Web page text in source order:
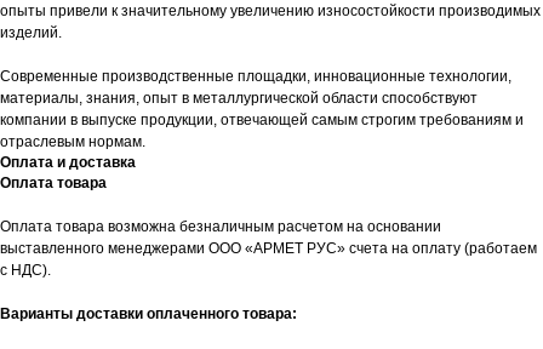
опыты привели к значительному увеличению износостойкости производимых
изделий.
Современные производственные площадки, инновационные технологии,
материалы, знания, опыт в металлургической области способствуют
компании в выпуске продукции, отвечающей самым строгим требованиям и
отраслевым нормам.
Оплата и доставка
Оплата товара
Оплата товара возможна безналичным расчетом на основании
выставленного менеджерами ООО «АРМЕТ РУС» счета на оплату (работаем
с НДС).
Варианты доставки оплаченного товара: